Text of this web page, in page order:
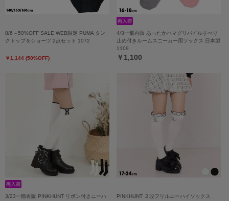
8/6～50%OFF SALE WEB限定 PUMA タン
クトップ＆ショーツ 2点セット 1072
￥1,144 (50%OFF)
4/3一部再販 あったかハマグリパイルすべり
止め付きルームスニーカー用ソックス 日本製
1109
￥1,100
3/23一部再販 PINKHUNT リボン付きニーハ
PINKHUNT ２段フリルニーハイソックス